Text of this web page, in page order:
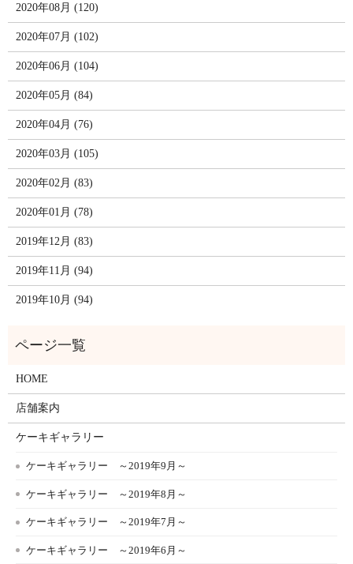
2020年08月 (120)
2020年07月 (102)
2020年06月 (104)
2020年05月 (84)
2020年04月 (76)
2020年03月 (105)
2020年02月 (83)
2020年01月 (78)
2019年12月 (83)
2019年11月 (94)
2019年10月 (94)
HOME
店舗案内
ケーキギャラリー
ケーキギャラリー ～2019年9月～
ケーキギャラリー ～2019年8月～
ケーキギャラリー ～2019年7月～
ケーキギャラリー ～2019年6月～